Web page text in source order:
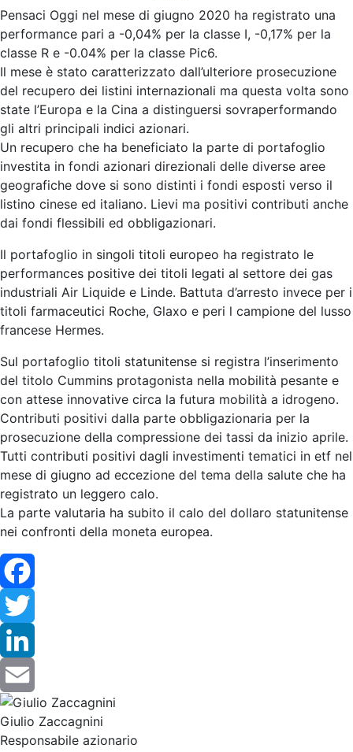
Pensaci Oggi nel mese di giugno 2020 ha registrato una
performance pari a -0,04% per la classe I, -0,17% per la
classe R e -0.04% per la classe Pic6.
Il mese è stato caratterizzato dall’ulteriore prosecuzione
del recupero dei listini internazionali ma questa volta sono
state l’Europa e la Cina a distinguersi sovraperformando
gli altri principali indici azionari.
Un recupero che ha beneficiato la parte di portafoglio
investita in fondi azionari direzionali delle diverse aree
geografiche dove si sono distinti i fondi esposti verso il
listino cinese ed italiano. Lievi ma positivi contributi anche
dai fondi flessibili ed obbligazionari.
Il portafoglio in singoli titoli europeo ha registrato le
performances positive dei titoli legati al settore dei gas
industriali Air Liquide e Linde. Battuta d’arresto invece per i
titoli farmaceutici Roche, Glaxo e peri l campione del lusso
francese Hermes.
Sul portafoglio titoli statunitense si registra l’inserimento
del titolo Cummins protagonista nella mobilità pesante e
con attese innovative circa la futura mobilità a idrogeno.
Contributi positivi dalla parte obbligazionaria per la
prosecuzione della compressione dei tassi da inizio aprile.
Tutti contributi positivi dagli investimenti tematici in etf nel
mese di giugno ad eccezione del tema della salute che ha
registrato un leggero calo.
La parte valutaria ha subito il calo del dollaro statunitense
nei confronti della moneta europea.
Facebook
Twitter
LinkedIn
Email
Giulio Zaccagnini
Responsabile azionario